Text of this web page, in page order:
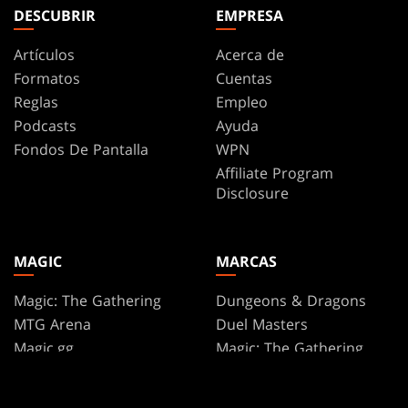
DESCUBRIR
Artículos
Formatos
Reglas
Podcasts
Fondos De Pantalla
EMPRESA
Acerca de
Cuentas
Empleo
Ayuda
WPN
Affiliate Program
Disclosure
MAGIC
Magic: The Gathering
MTG Arena
Magic.gg
MARCAS
Dungeons & Dragons
Duel Masters
Magic: The Gathering